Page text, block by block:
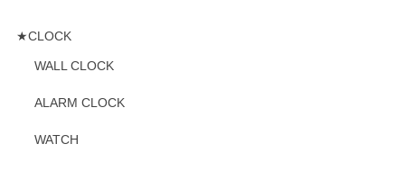
★CLOCK
WALL CLOCK
ALARM CLOCK
WATCH